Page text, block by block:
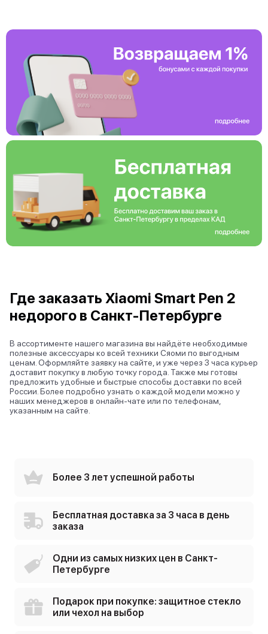
Где заказать Xiaomi Smart Pen 2
недорого в Санкт-Петербурге
В ассортименте нашего магазина вы найдёте необходимые
полезные аксессуары ко всей техники Сяоми по выгодным
ценам. Оформляйте заявку на сайте, и уже через 3 часа курьер
доставит покупку в любую точку города. Также мы готовы
предложить удобные и быстрые способы доставки по всей
России. Более подробно узнать о каждой модели можно у
наших менеджеров в онлайн-чате или по телефонам,
указанным на сайте.
Более 3 лет успешной работы
Бесплатная доставка за 3 часа в день
заказа
Одни из самых низких цен в Санкт-
Петербурге
Подарок при покупке: защитное стекло
или чехол на выбор